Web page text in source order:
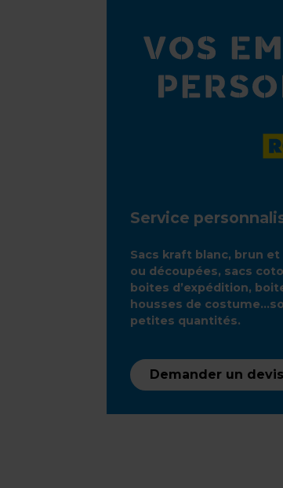
Service
Sacs kraft blanc, brun
ou découpées, sacs
boites d’expédition,
housses de
petites quantités.
Demander un devis